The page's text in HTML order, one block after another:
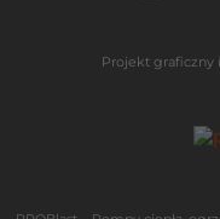
Projekt graficzny